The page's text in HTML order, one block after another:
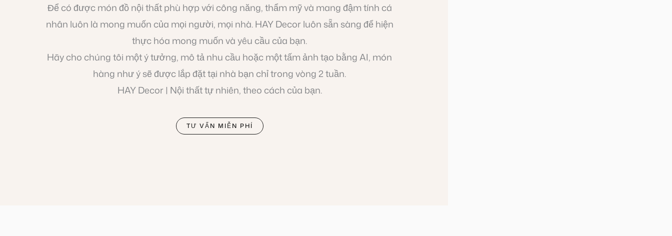
Để có được món đồ nội thất phù hợp với công năng, thẩm mỹ và mang đậm tính cá
nhân luôn là mong muốn của mọi người, mọi nhà. HAY Decor luôn sẵn sàng để hiện
thực hóa mong muốn và yêu cầu của bạn.
Hãy cho chúng tôi một ý tưởng, mô tả nhu cầu hoặc một tấm ảnh tạo bằng AI, món
hàng như ý sẽ được lắp đặt tại nhà bạn chỉ trong vòng 2 tuần.
HAY Decor | Nội thất tự nhiên, theo cách của bạn.
TƯ VẤN MIỄN PHÍ